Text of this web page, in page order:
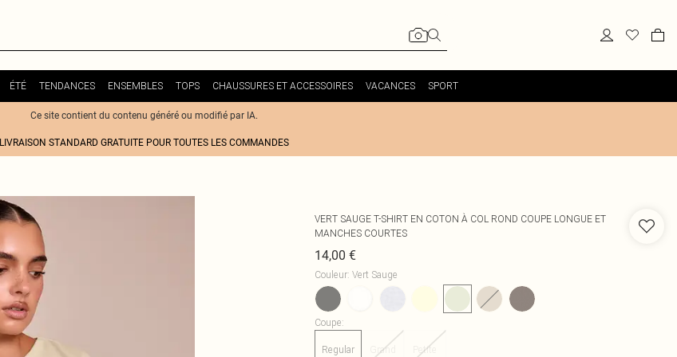
ÉTÉ TENDANCES ENSEMBLES TOPS CHAUSSURES ET ACCESSOIRES VACANCES SPORT
Ce site contient du contenu généré ou modifié par IA.
LIVRAISON STANDARD GRATUITE POUR TOUTES LES COMMANDES
VERT SAUGE T-SHIRT EN COTON À COL ROND COUPE LONGUE ET
MANCHES COURTES
14,00 €
Couleur: Vert Sauge
Coupe:
Regular Grand Petite